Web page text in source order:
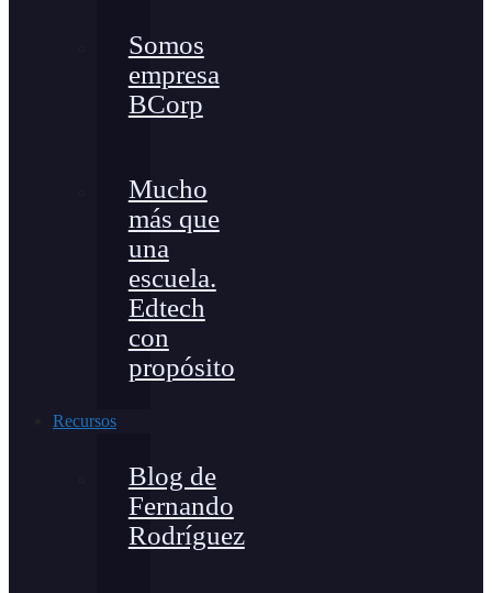
Somos
empresa
BCorp
Mucho
más que
una
escuela.
Edtech
con
propósito
Recursos
Blog de
Fernando
Rodríguez